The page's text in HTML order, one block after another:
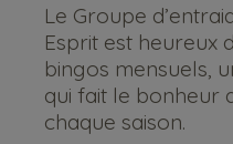
Le Groupe
Esprit est heureux
bingos mensuels,
qui fait le bonheur
chaque saison.